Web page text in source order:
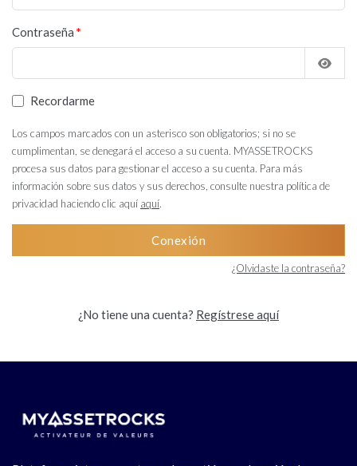
Contraseña
Recordarme
Los campos marcados con un asterisco son obligatorios; si no se
cumplimentan, se denegará el acceso a su cuenta. MYASSETROCKS
procesa sus datos para gestionar el acceso a su cuenta. Para más
información sobre sus datos y sus derechos, consulte nuestra política de
privacidad haciendo clic aquí aquí.
Conexión
¿Olvidaste la contraseña?
¿No tiene una cuenta? Regístrese aquí